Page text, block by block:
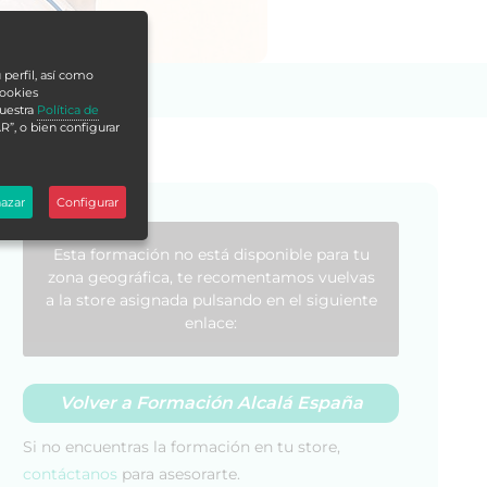
Esta formación no está disponible para tu
zona geográfica, te recomentamos vuelvas
a la store asignada pulsando en el siguiente
enlace:
Volver a Formación Alcalá España
Si no encuentras la formación en tu store,
contáctanos para asesorarte.
perfil, así como
Política de
o bien configurar
Configurar